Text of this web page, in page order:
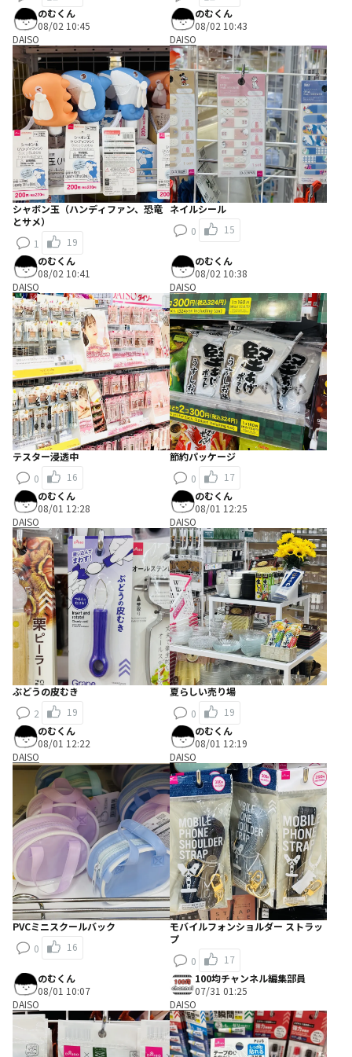
のむくん
08/02 10:45
DAISO
シャボン玉（ハンディファン、恐竜
とサメ）
1
19
のむくん
08/02 10:43
DAISO
ネイルシール
0
15
のむくん
08/02 10:41
DAISO
テスター浸透中
0
16
のむくん
08/02 10:38
DAISO
節約パッケージ
0
17
のむくん
08/01 12:28
DAISO
ぶどうの皮むき
2
19
のむくん
08/01 12:25
DAISO
夏らしい売り場
0
19
のむくん
08/01 12:22
DAISO
PVCミニスクールバック
0
16
のむくん
08/01 12:19
DAISO
モバイルフォンショルダー ストラッ
プ
0
17
のむくん
08/01 10:07
DAISO
100均チャンネル編集部員
07/31 01:25
DAISO